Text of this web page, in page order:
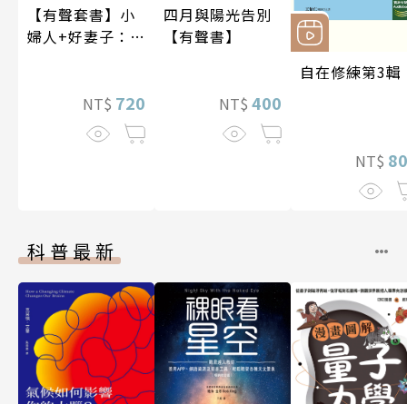
【有聲套書】小
婦人+好妻子：路
NT$ 720
四月與陽光告別
【有聲書】
NT$ 400
自在修練第3輯
NT$
科普最新